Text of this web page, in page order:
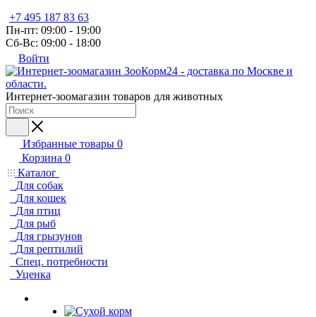
+7 495 187 83 63
Пн-пт: 09:00 - 19:00
Сб-Вс: 09:00 - 18:00
Войти
Интернет-зоомагазин товаров для животных
Избранные товары 0
Корзина 0
Каталог
Для собак
Для кошек
Для птиц
Для рыб
Для грызунов
Для рептилий
Спец. потребности
Уценка